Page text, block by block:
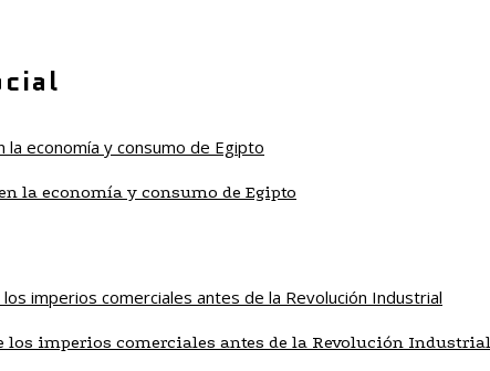
la economía y consumo de Egipto
los imperios comerciales antes de la Revolución Industrial